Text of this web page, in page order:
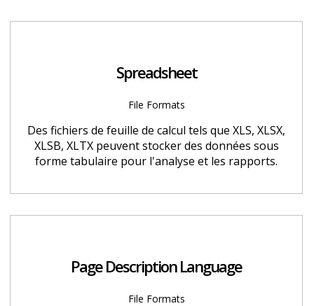
Spreadsheet
File Formats
Des fichiers de feuille de calcul tels que XLS, XLSX,
XLSB, XLTX peuvent stocker des données sous
forme tabulaire pour l'analyse et les rapports.
Page Description Language
File Formats